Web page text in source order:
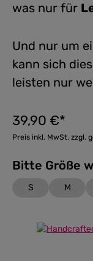
was nur für
Und nur um
kann sich
leisten nur
39,90 €*
Preis inkl. MwSt. zzgl.
S M